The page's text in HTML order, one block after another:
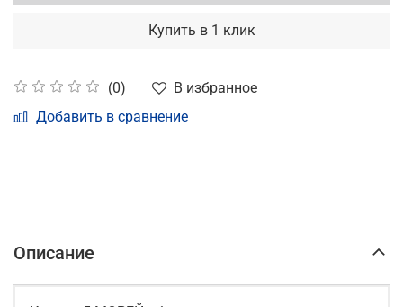
(0)
В избранное
Добавить в сравнение
Купить в 1 клик
Описание